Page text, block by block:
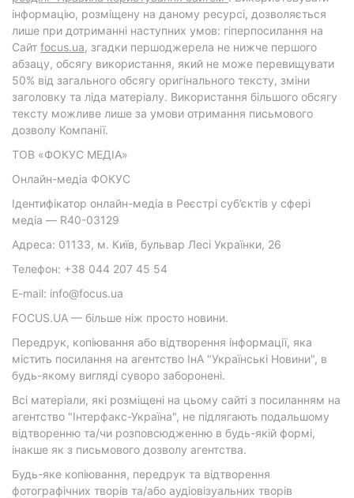
інформацію, розміщену на даному ресурсі, дозволяється
лише при дотриманні наступних умов: гіперпосилання на
Cайт focus.ua, згадки першоджерела не нижче першого
абзацу, обсягу використання, який не може перевищувати
50% від загального обсягу оригінального тексту, зміни
заголовку та ліда матеріалу. Використання більшого обсягу
тексту можливе лише за умови отримання письмового
дозволу Компанії.
ТОВ «ФОКУС МЕДІА»
Онлайн-медіа ФОКУС
Ідентифікатор онлайн-медіа в Реєстрі суб’єктів у сфері
медіа — R40-03129
Адреса: 01133, м. Київ, бульвар Лесі Українки, 26
Телефон: +38 044 207 45 54
E-mail: info@focus.ua
FOCUS.UA — більше ніж просто новини.
Передрук, копіювання або відтворення інформації, яка
містить посилання на агентство ІнА "Українські Новини", в
будь-якому вигляді суворо заборонені.
Всі матеріали, які розміщені на цьому сайті з посиланням на
агентство "Інтерфакс-Україна", не підлягають подальшому
відтворенню та/чи розповсюдженню в будь-якій формі,
інакше як з письмового дозволу агентства.
Будь-яке копіювання, передрук та відтворення
фотографічних творів та/або аудіовізуальних творів